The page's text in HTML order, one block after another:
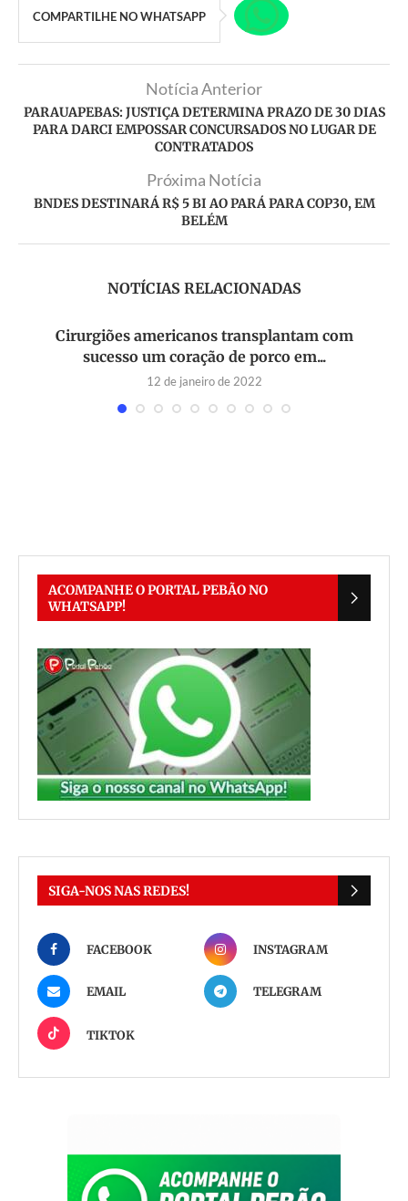
COMPARTILHE NO WHATSAPP
Notícia Anterior
PARAUAPEBAS: JUSTIÇA DETERMINA PRAZO DE 30 DIAS
PARA DARCI EMPOSSAR CONCURSADOS NO LUGAR DE
CONTRATADOS
Próxima Notícia
BNDES DESTINARÁ R$ 5 BI AO PARÁ PARA COP30, EM
BELÉM
NOTÍCIAS RELACIONADAS
Cirurgiões americanos transplantam com
sucesso um coração de porco em...
12 de janeiro de 2022
ACOMPANHE O PORTAL PEBÃO NO
WHATSAPP!
SIGA-NOS NAS REDES!
FACEBOOK INSTAGRAM
EMAIL TELEGRAM
TIKTOK